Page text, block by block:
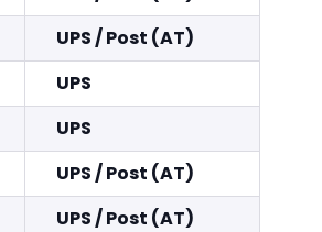
UPS/Post (AT)
UPS
UPS
UPS/Post (AT)
UPS/Post (AT)